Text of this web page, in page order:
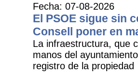
Fecha: 07-08-2026
El PSOE sigue sin
Consell poner en
La infraestructura, que
manos del
registro de la propiedad